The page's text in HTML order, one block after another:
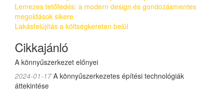
Lemezes tetőfedés: a modern design és gondozásmentes
megoldások sikere
Lakásfelújítás a költségkereten belül
Cikkajánló
A könnyűszerkezet előnyei
2024-01-17A könnyűszerkezetes építési technológiák
áttekintése